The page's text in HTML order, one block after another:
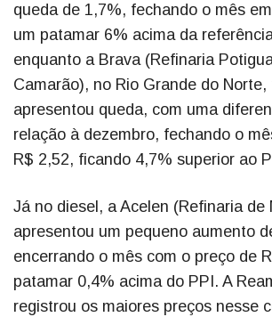
queda de 1,7%, fechando o mês
um patamar 6% acima da
enquanto a Brava (Refinaria
Camarão), no Rio Grande do Norte,
apresentou queda, com uma
relação à dezembro, fechando o
R$ 2,52, ficando 4,7% superior ao
Já no diesel, a Acelen (Refinaria de
apresentou um pequeno aumento
encerrando o mês com o preço de
patamar 0,4% acima do PPI. A
registrou os maiores preços nesse